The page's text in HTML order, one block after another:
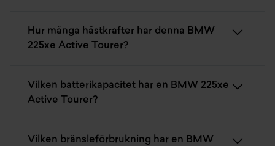
Hur många hästkrafter har denna BMW
225xe Active Tourer?
Vilken batterikapacitet har en BMW 225xe
Active Tourer?
Vilken bränsleförbrukning har en BMW